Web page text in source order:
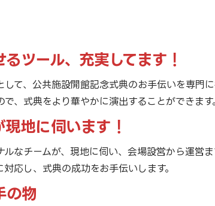
ツール、充実してます！
して、公共施設開館記念式典のお手伝いを専門
、式典をより華やかに演出することができます
地に伺います！
ルなチームが、現地に伺い、会場設営から運営
応し、式典の成功をお手伝いします。
の物